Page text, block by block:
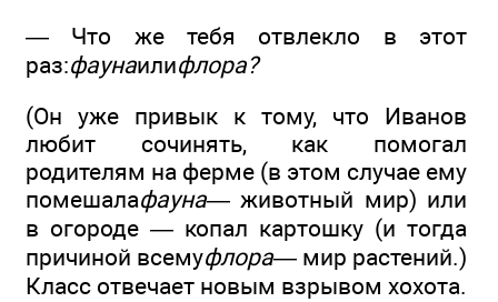
— Что же тебя отвлекло в этот
раз:фаунаилифлора?
(Он уже привык к тому, что Иванов
любит сочинять, как помогал
родителям на ферме (в этом случае ему
помешалафауна— животный мир) или
в огороде — копал картошку (и тогда
причиной всемуфлора— мир растений.)
Класс отвечает новым взрывом хохота.